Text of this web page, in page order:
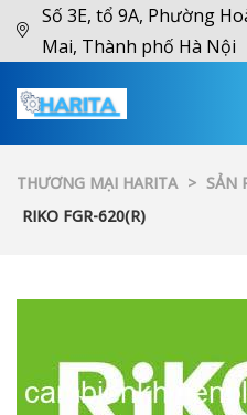
Số 3E, tổ 9A, Phường
Mai, Thành phố Hà Nội
THƯƠNG MẠI HARITA > SẢN
RIKO FGR-620(R)